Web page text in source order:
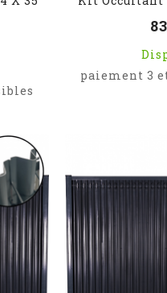
paiement 3